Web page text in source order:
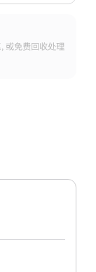
或免费回收处理